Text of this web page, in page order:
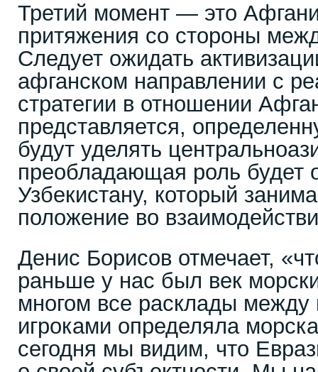
Третий момент — это
притяжения со стороны
Следует ожидать
афганском направлении с
стратегии в отношении
представляется,
будут уделять
преобладающая роль будет
Узбекистану, который
положение во
Денис Борисов отмечает,
раньше у нас был век
многом все расклады
игроками определяла
сегодня мы видим, что